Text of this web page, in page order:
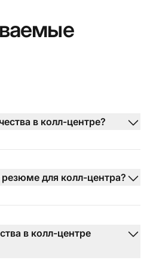
в колл-центре?
для колл-центра?
в колл-центре